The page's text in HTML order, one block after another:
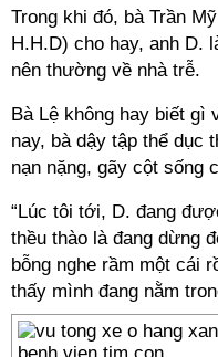
Trong khi đó, bà Trần
H.H.D) cho hay, anh D.
nên thường về nhà trễ.
Bà Lệ không hay biết gì
nay, bà dậy tập thể dục
nạn nặng, gãy cột sống
“Lúc tôi tới, D. đang
thều thào là đang dừng
bỗng nghe rầm một cái
thấy mình đang nằm